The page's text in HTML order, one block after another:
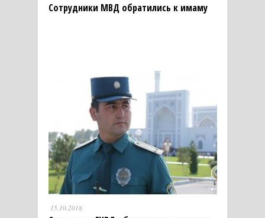
Сотрудники МВД обратились к имаму
15.10.2018